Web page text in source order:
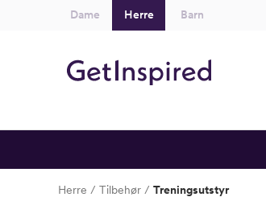
Dame Herre Barn
Herre Tilbehør Treningsutstyr